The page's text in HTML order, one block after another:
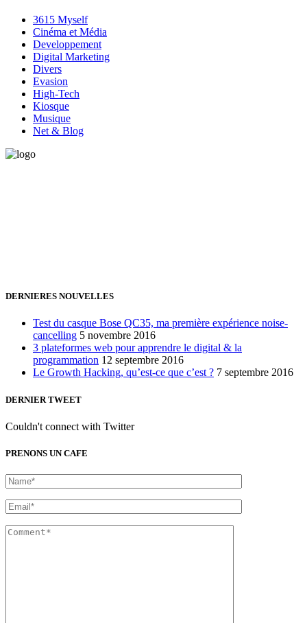
3615 Myself
Cinéma et Média
Developpement
Digital Marketing
Divers
Evasion
High-Tech
Kiosque
Musique
Net & Blog
DERNIERES NOUVELLES
Test du casque Bose QC35, ma première expérience noise-
cancelling 5 novembre 2016
3 plateformes web pour apprendre le digital & la
programmation 12 septembre 2016
Le Growth Hacking, qu’est-ce que c’est ? 7 septembre 2016
DERNIER TWEET
Couldn't connect with Twitter
PRENONS UN CAFE